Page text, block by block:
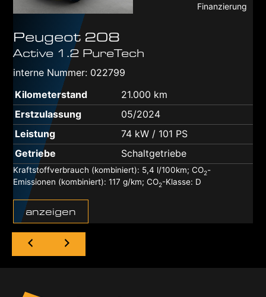
Finanzierung
Peugeot 208
Active 1.2 PureTech
interne Nummer: 022799
Kilometerstand
21.000 km
Erstzulassung
05/2024
Leistung
74 kW / 101 PS
Getriebe
Schaltgetriebe
Kraftstoffverbrauch (kombiniert): 5,4 l/100km; CO2-
Emissionen (kombiniert): 117 g/km; CO2-Klasse: D
anzeigen